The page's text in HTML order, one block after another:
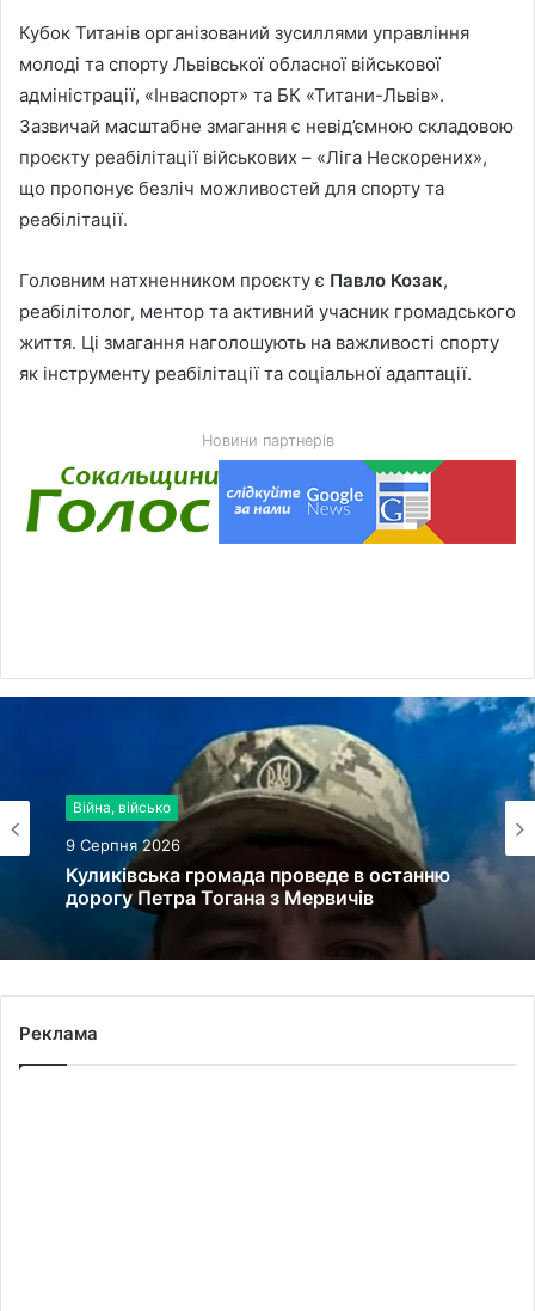
Кубок Титанів організований зусиллями управління
молоді та спорту Львівської обласної військової
адміністрації, «Інваспорт» та БК «Титани-Львів».
Зазвичай масштабне змагання є невід’ємною складовою
проєкту реабілітації військових – «Ліга Нескорених»,
що пропонує безліч можливостей для спорту та
реабілітації.
Головним натхненником проєкту є Павло Козак,
реабілітолог, ментор та активний учасник громадського
життя. Ці змагання наголошують на важливості спорту
як інструменту реабілітації та соціальної адаптації.
Новини партнерів
Війна, військо
9 Серпня 2026
Куликівська громада проведе в останню
дорогу Петра Тогана з Мервичів
Реклама